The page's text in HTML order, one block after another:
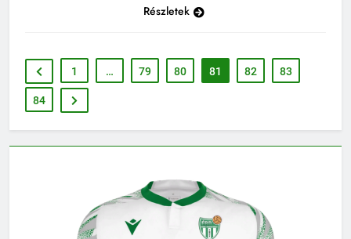
Részletek
1 … 79 80 81 82 83
84